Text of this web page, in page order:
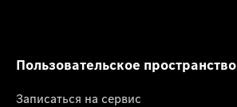
Пользовательское пространство
Записаться на сервис